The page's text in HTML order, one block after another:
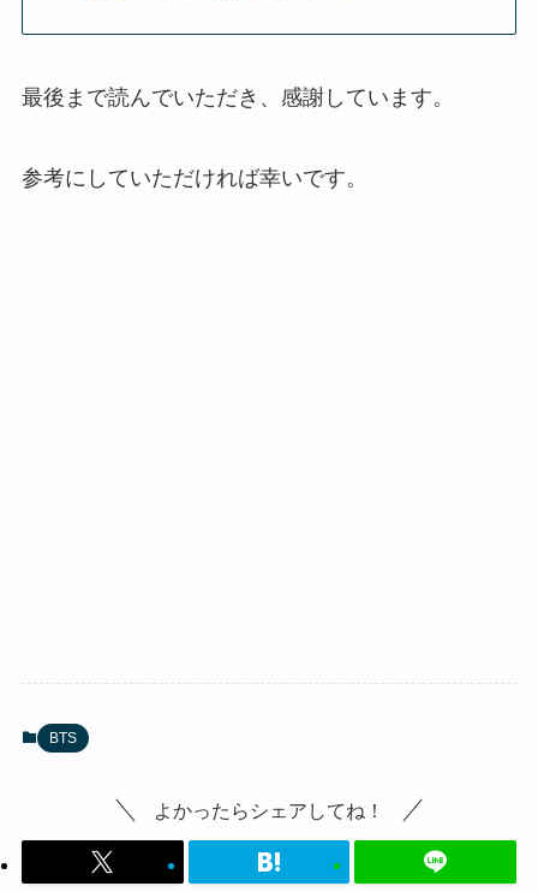
最後まで読んでいただき、感謝しています。
参考にしていただければ幸いです。
BTS
よかったらシェアしてね！